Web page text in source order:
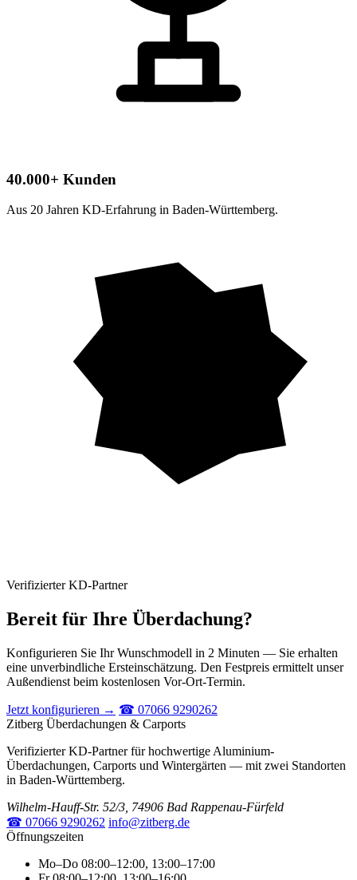
40.000+ Kunden
Aus 20 Jahren KD-Erfahrung in Baden-Württemberg.
Verifizierter KD-Partner
Bereit für Ihre Überdachung?
Konfigurieren Sie Ihr Wunschmodell in 2 Minuten — Sie erhalten
eine unverbindliche Ersteinschätzung. Den Festpreis ermittelt unser
Außendienst beim kostenlosen Vor-Ort-Termin.
Jetzt konfigurieren → ☎ 07066 9290262
Zitberg Überdachungen & Carports
Verifizierter KD-Partner für hochwertige Aluminium-
Überdachungen, Carports und Wintergärten — mit zwei Standorten
in Baden-Württemberg.
Wilhelm-Hauff-Str. 52/3, 74906 Bad Rappenau-Fürfeld
☎ 07066 9290262 info@zitberg.de
Öffnungszeiten
Mo–Do 08:00–12:00, 13:00–17:00